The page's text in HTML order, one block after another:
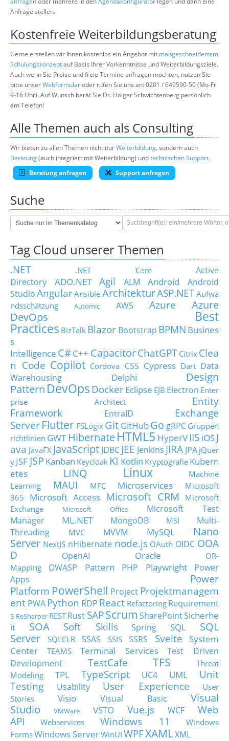
Anfrage stellen.
Kostenfreie Weiterbildungsberatung
Gerne erstellen wir Ihnen kostenlos ein Angebot mit maßgeschneidertem
Schulungskonzeptauf Basis Ihrer Vorkenntnisse und Weiterbildungsziele.
Auch wenn Sie Preise und freie Termine anfragen möchten, nutzen Sie
bitte unserWebformularoder rufen Sie uns an: 0201 / 649590-50 (Mo-Fr
9-16 Uhr). Auf Wunsch berät Sie Dr. Holger Schwichtenberg persönlich
am Telefon!
Alle Themen auch als Consulting
Wir bieten zu allen Themen nicht nurWeiterbildung, sondern auch
Beratung(auch integriert mit Weiterbildung) undtechnischen Support.
Beratung anfragen
Support anfragen
Suche
Tag Cloud unserer Themen
.NET .NET Core
Active
Directory
ADO.NET Agil ALM Android
Android
StudioAngularAnsible ArchitekturASP.NETAufwa
ndsschätzung
Automic AWS Azure
Azure
DevOps
Best
Practices BizTalk Blazor Bootstrap BPMN Busines
s
Intelligence C#C++ CapacitorChatGPT Citrix Clea
n Code Copilot Cordova CSS Cypress Dart Data
Warehousing
Delphi
Design
Pattern DevOps DockerEclipse EJB Electron Enter
prise Architect
Entity
Framework
EntraID
Exchange
Server Flutter FSLogix Git GitHubGo gRPC Gruppen
richtlinien GWT HibernateHTML5 HyperVIIS iOSJ
ava JavaFX JavaScript JDBC JEE Jenkins JIRA JPA jQuer
y JSF JSP Kanban Keycloak KI Kotlin Kryptografie Kubern
etes
LINQ Linux
Machine
Learning
MAUI MFC Microservices
Microsoft
365
Microsoft Access Microsoft CRM
Microsoft
Exchange
Microsoft Office
Microsoft Test
Manager
ML.NET MongoDB MSI
Multi-
Threading
MVC MVVM MySQL
Nano
Server NextJS nHibernate node.js OAuth OIDC OOA
D
OpenAI Oracle
OR-
Mapping
OWASP Pattern PHP Playwright
Power
Apps
Power
Platform PowerShell Project Projektmanagem
ent PWA Python RDP React Refactoring Requirement
s ReSharper RESTRust SAPScrum SharePointSicherhe
it
SOA Soft Skills Spring SQL
SQL
Server
SQLCLR SSAS SSIS SSRS Svelte
System
Center
TEAMS Terminal Services
Test Driven
Development
TestCafe TFS
Threat
Modeling
TPL TypeScript UC4 UML
Unit
Testing
Usability User Experience
User
Stories
Visio Visual Basic
Visual
Studio
VMWare VSTO Vue.js WCF
Web
API
Webservices Windows 11
Windows
FormsWindows ServerWinUI WPFXAMLXML